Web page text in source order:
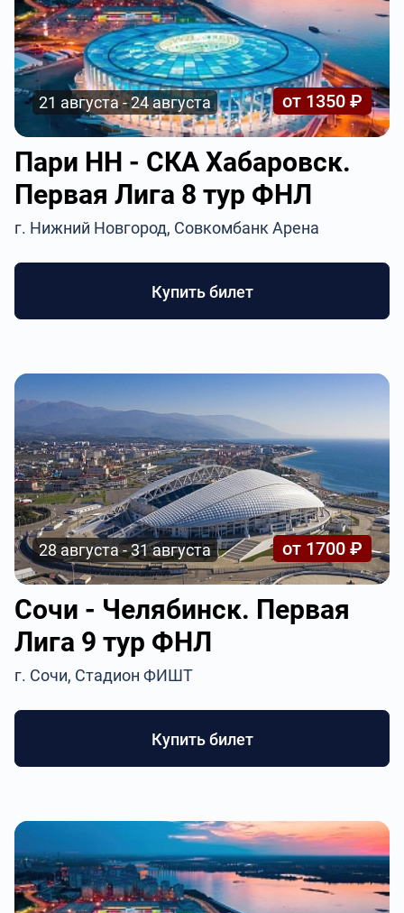
21 августа - 24 августа от 1350 ₽
Пари НН - СКА Хабаровск.
Первая Лига 8 тур ФНЛ
г. Нижний Новгород, Совкомбанк Арена
Купить билет
28 августа - 31 августа от 1700 ₽
Сочи - Челябинск. Первая
Лига 9 тур ФНЛ
г. Сочи, Стадион ФИШТ
Купить билет